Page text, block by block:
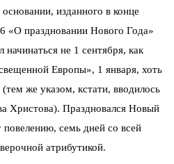
изданного в конце
«О праздновании Нового Года»
не 1 сентября, как
Европы», 1 января, хоть
же указом, кстати, вводилось
Христова). Праздновался Новый
семь дней со всей
атрибутикой.